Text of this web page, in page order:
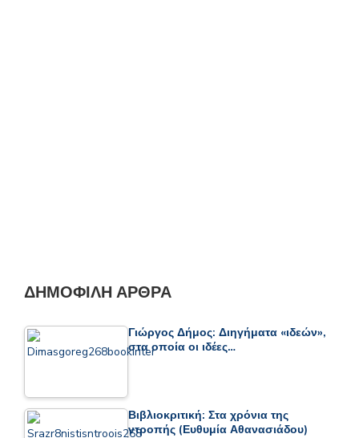
ΔΗΜΟΦΙΛΉ ΆΡΘΡΑ
Γιώργος Δήμος: Διηγήματα «ιδεών»,
στα οποία οι ιδέες…
Βιβλιοκριτική: Στα χρόνια της
ντροπής (Ευθυμία Αθανασιάδου)